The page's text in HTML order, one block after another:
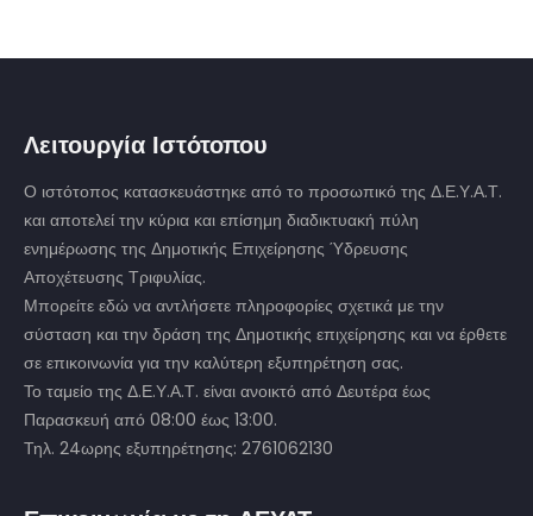
Λειτουργία Ιστότοπου
Ο ιστότοπος κατασκευάστηκε από το προσωπικό της Δ.Ε.Υ.Α.Τ.
και αποτελεί την κύρια και επίσημη διαδικτυακή πύλη
ενημέρωσης της Δημοτικής Επιχείρησης Ύδρευσης
Αποχέτευσης Τριφυλίας.
Μπορείτε εδώ να αντλήσετε πληροφορίες σχετικά με την
σύσταση και την δράση της Δημοτικής επιχείρησης και να έρθετε
σε επικοινωνία για την καλύτερη εξυπηρέτηση σας.
Το ταμείο της Δ.Ε.Υ.Α.Τ. είναι ανοικτό από Δευτέρα έως
Παρασκευή από 08:00 έως 13:00.
Τηλ. 24ωρης εξυπηρέτησης: 2761062130